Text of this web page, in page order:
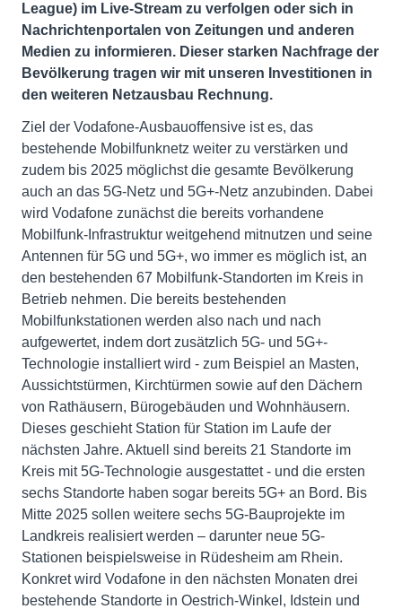
League) im Live-Stream zu verfolgen oder sich in
Nachrichtenportalen von Zeitungen und anderen
Medien zu informieren. Dieser starken Nachfrage der
Bevölkerung tragen wir mit unseren Investitionen in
den weiteren Netzausbau Rechnung.
Ziel der Vodafone-Ausbauoffensive ist es, das
bestehende Mobilfunknetz weiter zu verstärken und
zudem bis 2025 möglichst die gesamte Bevölkerung
auch an das 5G-Netz und 5G+-Netz anzubinden. Dabei
wird Vodafone zunächst die bereits vorhandene
Mobilfunk-Infrastruktur weitgehend mitnutzen und seine
Antennen für 5G und 5G+, wo immer es möglich ist, an
den bestehenden 67 Mobilfunk-Standorten im Kreis in
Betrieb nehmen. Die bereits bestehenden
Mobilfunkstationen werden also nach und nach
aufgewertet, indem dort zusätzlich 5G- und 5G+-
Technologie installiert wird - zum Beispiel an Masten,
Aussichtstürmen, Kirchtürmen sowie auf den Dächern
von Rathäusern, Bürogebäuden und Wohnhäusern.
Dieses geschieht Station für Station im Laufe der
nächsten Jahre. Aktuell sind bereits 21 Standorte im
Kreis mit 5G-Technologie ausgestattet - und die ersten
sechs Standorte haben sogar bereits 5G+ an Bord. Bis
Mitte 2025 sollen weitere sechs 5G-Bauprojekte im
Landkreis realisiert werden – darunter neue 5G-
Stationen beispielsweise in Rüdesheim am Rhein.
Konkret wird Vodafone in den nächsten Monaten drei
bestehende Standorte in Oestrich-Winkel, Idstein und